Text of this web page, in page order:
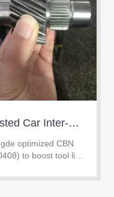
Case Study: How We Boosted Car Inter-Shaft Hard Turning Tool Life by 67% with Custom CBN Inserts
optimized CBN
to boost tool life